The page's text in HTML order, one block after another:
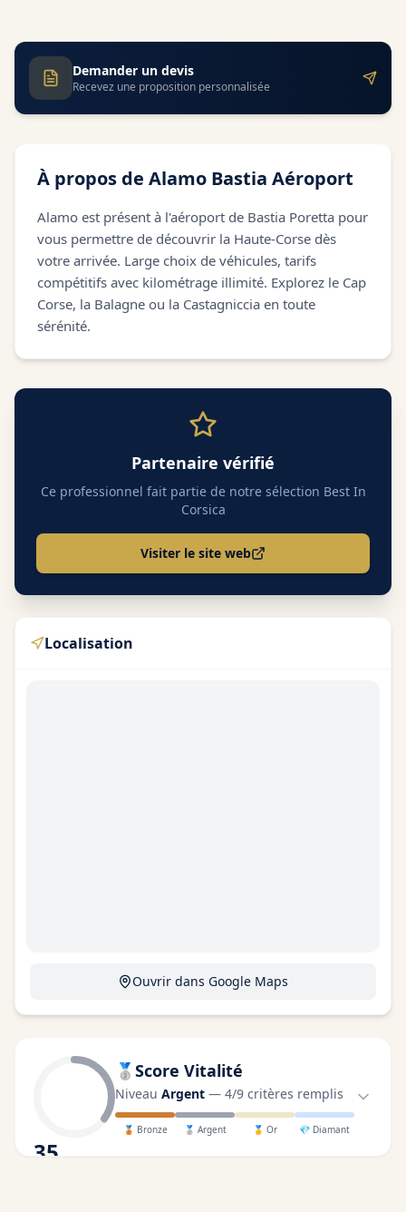
Demander un devis
Recevez une proposition personnalisée
À propos de Alamo Bastia Aéroport
Alamo est présent à l'aéroport de Bastia Poretta pour
vous permettre de découvrir la Haute-Corse dès
votre arrivée. Large choix de véhicules, tarifs
compétitifs avec kilométrage illimité. Explorez le Cap
Corse, la Balagne ou la Castagniccia en toute
sérénité.
Partenaire vérifié
Ce professionnel fait partie de notre sélection Best In
Corsica
Visiter le site web
Localisation
Ouvrir dans Google Maps
35
🥈 Score Vitalité
Niveau Argent — 4/9 critères remplis
🥉 Bronze 🥈 Argent 🥇 Or 💎 Diamant